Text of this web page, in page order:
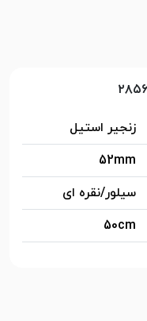
زنجیر استیل
52mm
سیلور/نقره ای
50cm